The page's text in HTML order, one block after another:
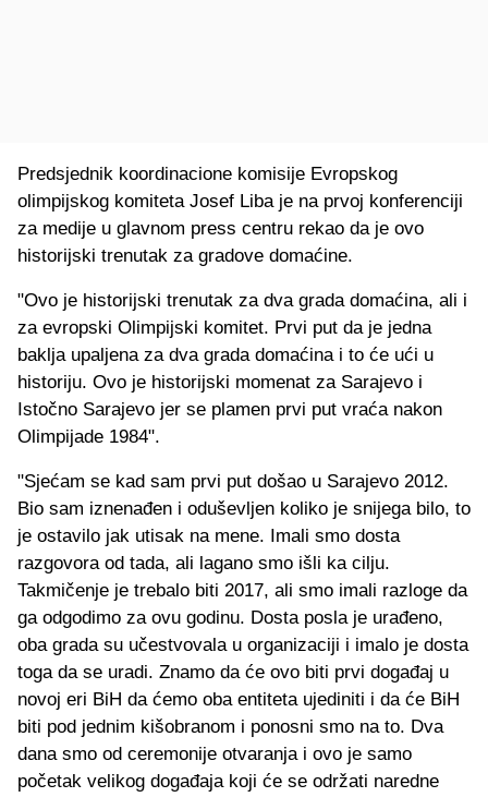
Predsjednik koordinacione komisije Evropskog
olimpijskog komiteta Josef Liba je na prvoj konferenciji
za medije u glavnom press centru rekao da je ovo
historijski trenutak za gradove domaćine.
"Ovo je historijski trenutak za dva grada domaćina, ali i
za evropski Olimpijski komitet. Prvi put da je jedna
baklja upaljena za dva grada domaćina i to će ući u
historiju. Ovo je historijski momenat za Sarajevo i
Istočno Sarajevo jer se plamen prvi put vraća nakon
Olimpijade 1984".
"Sjećam se kad sam prvi put došao u Sarajevo 2012.
Bio sam iznenađen i oduševljen koliko je snijega bilo, to
je ostavilo jak utisak na mene. Imali smo dosta
razgovora od tada, ali lagano smo išli ka cilju.
Takmičenje je trebalo biti 2017, ali smo imali razloge da
ga odgodimo za ovu godinu. Dosta posla je urađeno,
oba grada su učestvovala u organizaciji i imalo je dosta
toga da se uradi. Znamo da će ovo biti prvi događaj u
novoj eri BiH da ćemo oba entiteta ujediniti i da će BiH
biti pod jednim kišobranom i ponosni smo na to. Dva
dana smo od ceremonije otvaranja i ovo je samo
početak velikog događaja koji će se održati naredne